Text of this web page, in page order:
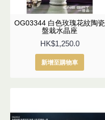
OG03344 白色玫瑰花紋陶瓷
盤栽水晶座
HK$1,250.0
新增至購物車